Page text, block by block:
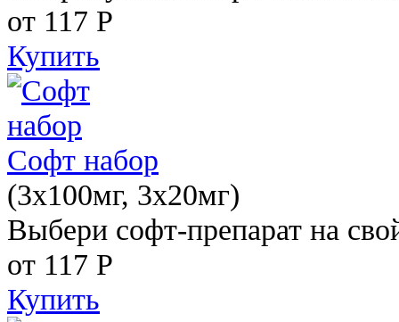
от 117 Р
Купить
Софт набор
(3x100мг, 3x20мг)
Выбери софт-препарат на
от 117 Р
Купить